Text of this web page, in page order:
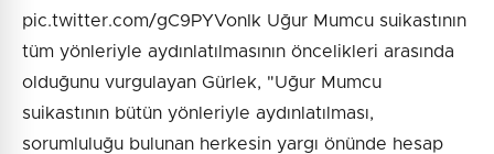
pic.twitter.com/gC9PYVonIk Uğur Mumcu suikastının
tüm yönleriyle aydınlatılmasının öncelikleri arasında
olduğunu vurgulayan Gürlek, "Uğur Mumcu
suikastının bütün yönleriyle aydınlatılması,
sorumluluğu bulunan herkesin yargı önünde hesap